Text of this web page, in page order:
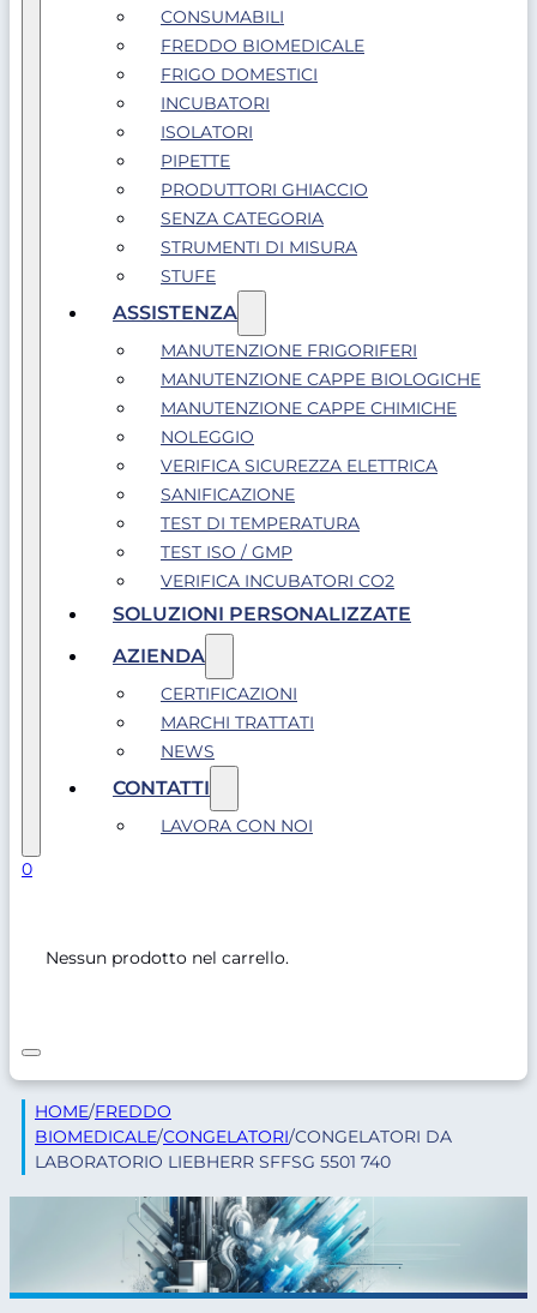
CONSUMABILI
FREDDO BIOMEDICALE
FRIGO DOMESTICI
INCUBATORI
ISOLATORI
PIPETTE
PRODUTTORI GHIACCIO
SENZA CATEGORIA
STRUMENTI DI MISURA
STUFE
ASSISTENZA
MANUTENZIONE FRIGORIFERI
MANUTENZIONE CAPPE BIOLOGICHE
MANUTENZIONE CAPPE CHIMICHE
NOLEGGIO
VERIFICA SICUREZZA ELETTRICA
SANIFICAZIONE
TEST DI TEMPERATURA
TEST ISO / GMP
VERIFICA INCUBATORI CO2
SOLUZIONI PERSONALIZZATE
AZIENDA
CERTIFICAZIONI
MARCHI TRATTATI
NEWS
CONTATTI
LAVORA CON NOI
0
Nessun prodotto nel carrello.
HOME/FREDDO
BIOMEDICALE/CONGELATORI/CONGELATORI DA
LABORATORIO LIEBHERR SFFSG 5501 740